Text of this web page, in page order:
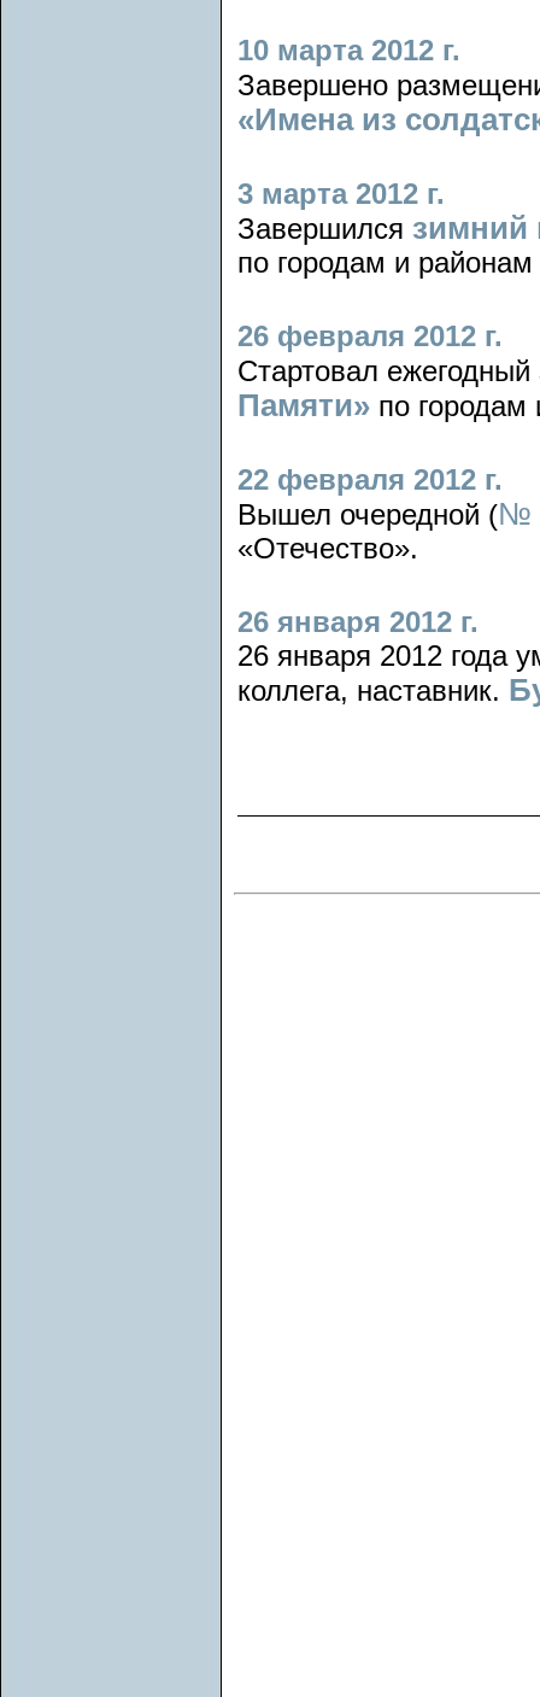
10 марта 2012 г.
Завершено
«Имена из
3 марта 2012 г.
Завершился зимний
по городам и
26 февраля 2012 г.
Стартовал
Памяти» по городам
22 февраля 2012 г.
Вышел очередной (№
«Отечество».
26 января 2012 г.
26 января 2012 года
коллега, наставник.